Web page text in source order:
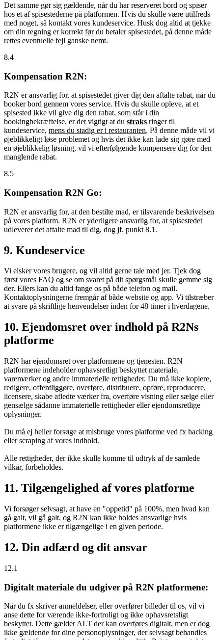
Det samme gør sig gældende, når du har reserveret bord og spiser
hos et af spisestederne på platformen. Hvis du skulle være utilfreds
med noget, så kontakt vores kundeservice. Husk dog altid at tjekke
om din regning er korrekt førdu betaler spisestedet, på denne måde
rettes eventuelle fejl ganske nemt.
8.4
Kompensation R2N:
R2N er ansvarlig for, at spisestedet giver dig den aftalte rabat, når du
booker bord gennem vores service. Hvis du skulle opleve, at et
spisested ikke vil give dig den rabat, som står i din
bookingbekræftelse, er det vigtigt at du straks ringer til
kundeservice, mens du stadig er i restauranten. På denne måde vil vi
øjeblikkeligt løse problemet og hvis det ikke kan lade sig gøre med
en øjeblikkelig løsning, vil vi efterfølgende kompensere dig for den
manglende rabat.
8.5
Kompensation R2N Go:
R2N er ansvarlig for, at den bestilte mad, er tilsvarende beskrivelsen
på vores platform. R2N er yderligere ansvarlig for, at spisestedet
udleverer det aftalte mad til dig, dog jf. punkt 8.1.
9. Kundeservice
Vi elsker vores brugere, og vil altid gerne tale med jer. Tjek dog
først vores FAQ og se om svaret på dit spørgsmål skulle gemme sig
der. Ellers kan du altid fange os på både telefon og mail.
Kontaktoplysningerne fremgår af både website og app. Vi tilstræber
at svare på skriftlige henvendelser inden for 48 timer i hverdagene.
10. Ejendomsret over indhold på R2Ns
platforme
R2N har ejendomsret over platformene og tjenesten. R2N
platformene indeholder ophavsretligt beskyttet materiale,
varemærker og andre immaterielle rettigheder. Du må ikke kopiere,
redigere, offentliggøre, overføre, distribuere, opføre, reproducere,
licensere, skabe afledte værker fra, overføre visning eller sælge eller
gensælge sådanne immaterielle rettigheder eller ejendomsretlige
oplysninger.
Du må ej heller forsøge at misbruge vores platforme ved fx hacking
eller scraping af vores indhold.
Alle rettigheder, der ikke skulle komme til udtryk af de samlede
vilkår, forbeholdes.
11. Tilgængelighed af vores platforme
Vi forsøger selvsagt, at have en "oppetid" på 100%, men hvad kan
gå galt, vil gå galt, og R2N kan ikke holdes ansvarlige hvis
platformene ikke er tilgængelige i en given periode.
12. Din adfærd og dit ansvar
12.1
Digitalt materiale du udgiver på R2N platformene:
Når du fx skriver anmeldelser, eller overfører billeder til os, vil vi
anse dette for værende ikke-fortroligt og ikke ophavsretsligt
beskyttet. Dette gælder ALT der kan overføres digitalt, men er dog
ikke gældende for dine personoplysninger, der selvsagt behandles